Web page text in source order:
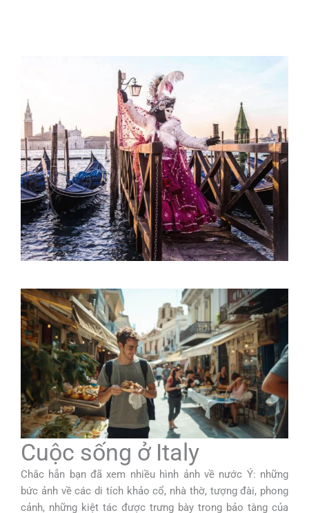
Cuộc sống ở Italy
Chắc hẳn bạn đã xem nhiều hình ảnh về nước Ý: những
bức ảnh về các di tích khảo cổ, nhà thờ, tượng đài, phong
cảnh, những kiệt tác được trưng bày trong bảo tàng của